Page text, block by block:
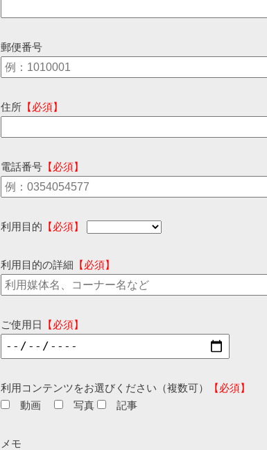
郵便番号
住所 【必須】
電話番号 【必須】
利用目的 【必須】
利用目的の詳細 【必須】
ご使用日 【必須】
利用コンテンツをお選びください（複数可）
【必須】
動画
写真 記事
メモ